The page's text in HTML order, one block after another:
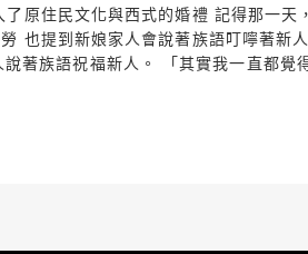
了原住民文化與西式的婚禮 記得那一
也提到新娘家人會說著族語叮嚀著新
著族語祝福新人。 「其實我一直都